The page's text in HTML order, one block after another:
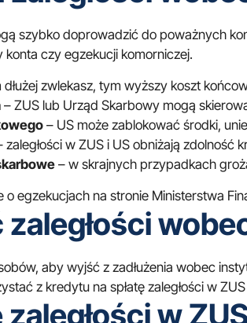
szybko doprowadzić do poważnych
czy egzekucji komorniczej.
dłużej zwlekasz, tym wyższy koszt
– ZUS lub Urząd Skarbowy mogą
– US może zablokować środki,
zaległości w ZUS i US obniżają
– w skrajnych przypadkach
o egzekucjach na stronie Ministerstwa
zaległości
aby wyjść z zadłużenia wobec
z kredytu na spłatę zaległości w
zaległości w